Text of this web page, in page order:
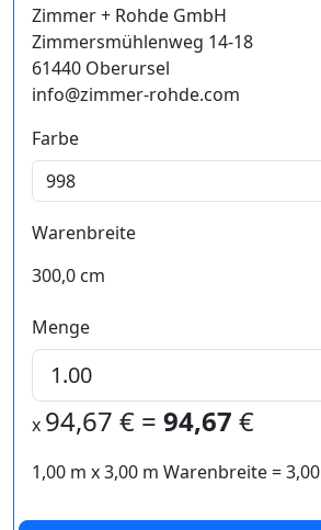
Zimmer + Rohde GmbH
Zimmersmühlenweg 14-18
61440 Oberursel
info@zimmer-rohde.com
Farbe
Warenbreite
300,0 cm
Menge
x 94,67 € = 94,67 €
1,00 m x3,00 m Warenbreite =3,00